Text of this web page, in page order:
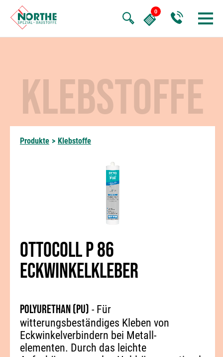
KLEBSTOFFE
Produkte > Klebstoffe
OTTOCOLL P 86
ECKWINKELKLEBER
Polyurethan (PU) - Für
witterungsbeständiges Kleben von
Eckwinkelverbindern bei Metall-
elementen. Durch das leichte